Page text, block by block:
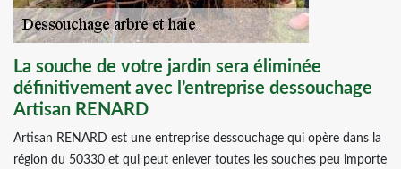
La souche de votre jardin sera éliminée
définitivement avec l’entreprise dessouchage
Artisan RENARD
Artisan RENARD est une entreprise dessouchage qui opère dans la
région du 50330 et qui peut enlever toutes les souches peu importe